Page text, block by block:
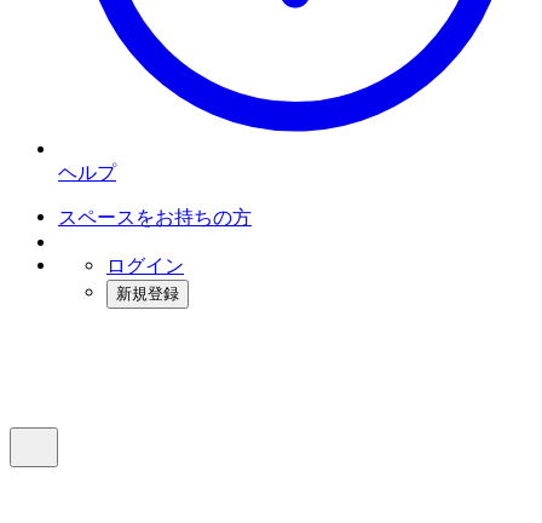
ヘルプ
スペースをお持ちの方
ログイン
新規登録